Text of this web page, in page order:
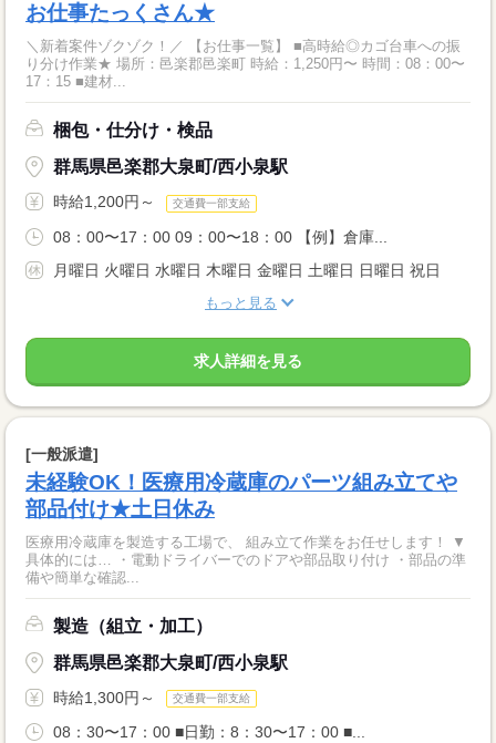
お仕事たっくさん★
＼新着案件ゾクゾク！／ 【お仕事一覧】 ■高時給◎カゴ台車への振
り分け作業★ 場所：邑楽郡邑楽町 時給：1,250円〜 時間：08：00〜
17：15 ■建材...
梱包・仕分け・検品
群馬県邑楽郡大泉町/西小泉駅
時給1,200円～ 交通費一部支給
08：00〜17：00 09：00〜18：00 【例】倉庫...
月曜日 火曜日 水曜日 木曜日 金曜日 土曜日 日曜日 祝日
もっと見る
求人詳細を見る
[一般派遣]
未経験OK！医療用冷蔵庫のパーツ組み立てや
部品付け★土日休み
医療用冷蔵庫を製造する工場で、 組み立て作業をお任せします！ ▼
具体的には… ・電動ドライバーでのドアや部品取り付け ・部品の準
備や簡単な確認...
製造（組立・加工）
群馬県邑楽郡大泉町/西小泉駅
時給1,300円～ 交通費一部支給
08：30〜17：00 ■日勤：8：30〜17：00 ■...